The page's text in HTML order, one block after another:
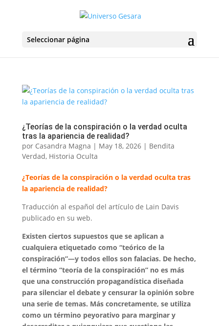
Seleccionar página
¿Teorías de la conspiración o la verdad oculta
tras la apariencia de realidad?
por Casandra Magna | May 18, 2026| Bendita
Verdad, Historia Oculta
¿Teorías de la conspiración o la verdad oculta tras
la apariencia de realidad?
Traducción al español del artículo de Lain Davis
publicado en su web.
Existen ciertos supuestos que se aplican a
cualquiera etiquetado como “teórico de la
conspiración”—y todos ellos son falacias. De hecho,
el término “teoría de la conspiración” no es más
que una construcción propagandística diseñada
para silenciar el debate y censurar la opinión sobre
una serie de temas. Más concretamente, se utiliza
como un término peyorativo para marginar y